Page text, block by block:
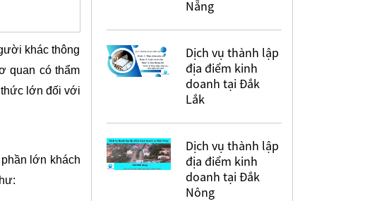
khác thông
quan có thẩm
lớn đối với
lớn khách
Nẵng
Dịch vụ thành lập
địa điểm kinh
doanh tại Đắk
Lắk
Dịch vụ thành lập
địa điểm kinh
doanh tại Đắk
Nông